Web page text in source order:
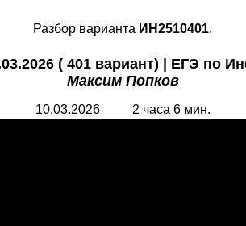
Разбор варианта ИН2510401.
( 401 вариант)
| ЕГЭ по
Максим Попков
10.03.2026 2 часа 6 мин.